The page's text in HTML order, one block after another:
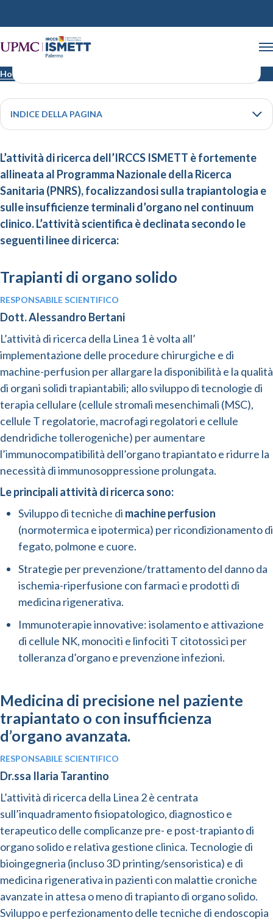
Home
Linee di ricerca
INDICE DELLA PAGINA
L’attività di ricerca dell’IRCCS ISMETT è fortemente
allineata al Programma Nazionale della Ricerca
Sanitaria (PNRS), focalizzandosi sulla trapiantologia e
sulle insufficienze terminali d’organo nel continuum
clinico. L’attività scientifica è declinata secondo le
seguenti linee di ricerca:
Trapianti di organo solido
RESPONSABILE SCIENTIFICO
Dott. Alessandro Bertani
L’attività di ricerca della Linea 1 è volta all’
implementazione delle procedure chirurgiche e di
machine-perfusion per allargare la disponibilità e la qualità
di organi solidi trapiantabili; allo sviluppo di tecnologie di
terapia cellulare (cellule stromali mesenchimali (MSC),
cellule T regolatorie, macrofagi regolatori e cellule
dendridiche tollerogeniche) per aumentare
l’immunocompatibilità dell’organo trapiantato e ridurre la
necessità di immunosoppressione prolungata.
Le principali attività di ricerca sono:
Sviluppo di tecniche di machine perfusion
(normotermica e ipotermica) per ricondizionamento di
fegato, polmone e cuore.
Strategie per prevenzione/trattamento del danno da
ischemia-riperfusione con farmaci e prodotti di
medicina rigenerativa.
Immunoterapie innovative: isolamento e attivazione
di cellule NK, monociti e linfociti T citotossici per
tolleranza d’organo e prevenzione infezioni.
Medicina di precisione nel paziente
trapiantato o con insufficienza
d’organo avanzata.
RESPONSABILE SCIENTIFICO
Dr.ssa Ilaria Tarantino
L’attività di ricerca della Linea 2 è centrata
sull’inquadramento fisiopatologico, diagnostico e
terapeutico delle complicanze pre- e post-trapianto di
organo solido e relativa gestione clinica. Tecnologie di
bioingegneria (incluso 3D printing/sensoristica) e di
medicina rigenerativa in pazienti con malattie croniche
avanzate in attesa o meno di trapianto di organo solido.
Sviluppo e perfezionamento delle tecniche di endoscopia